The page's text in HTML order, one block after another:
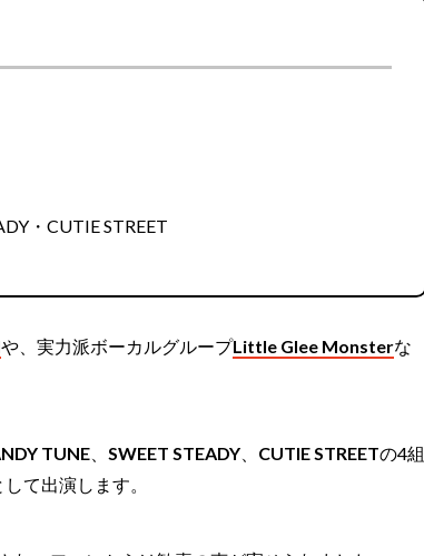
・CUTIE STREET
や、実力派ボーカルグループLittle Glee Monsterな
TUNE SWEET STEADY CUTIE STREETの4組
して出演します。